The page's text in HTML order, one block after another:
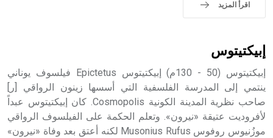
اقرأ المزيد
إبيكتيتوس
إبيكتيتوس (50 - 130م) إبيكتيتوس Epictetus فيلسوف يوناني
ينتمي إلى المدرسة الفلسفية التي أسسها زينون الرواقي [ر]
صاحب نظرية المدينة الكونية Cosmopolis. كان إبيكتيتوس عبداً
لأفروديت عتيقة «نيرون». وتعلم الحكمة على الفيلسوف الرواقي
موزُنيوس روفوس Musonius Rufus لكنه أعتق بعد وفاة «نيرون»